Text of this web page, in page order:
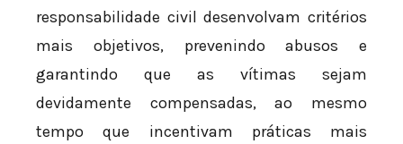
responsabilidade civil desenvolvam critérios
mais objetivos, prevenindo abusos e
garantindo que as vítimas sejam
devidamente compensadas, ao mesmo
tempo que incentivam práticas mais